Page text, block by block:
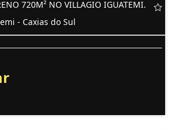
720M² NO VILLAGIO IGUATEMI.
- Caxias do Sul